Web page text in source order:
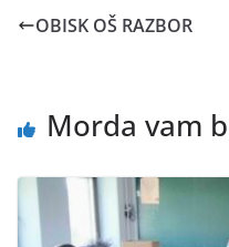
OBISK OŠ RAZBOR
Morda vam